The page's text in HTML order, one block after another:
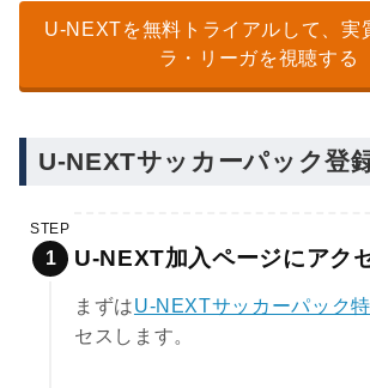
U-NEXTを無料トライアルして、実
ラ・リーガを視聴する
U-NEXTサッカーパック登
STEP
U-NEXT加入ページにアク
まずはU-NEXTサッカーパック
セスします。